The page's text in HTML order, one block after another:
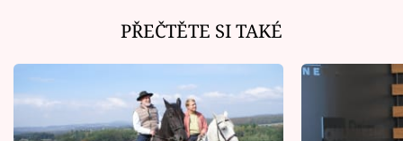
PŘEČTĚTE SI TAKÉ